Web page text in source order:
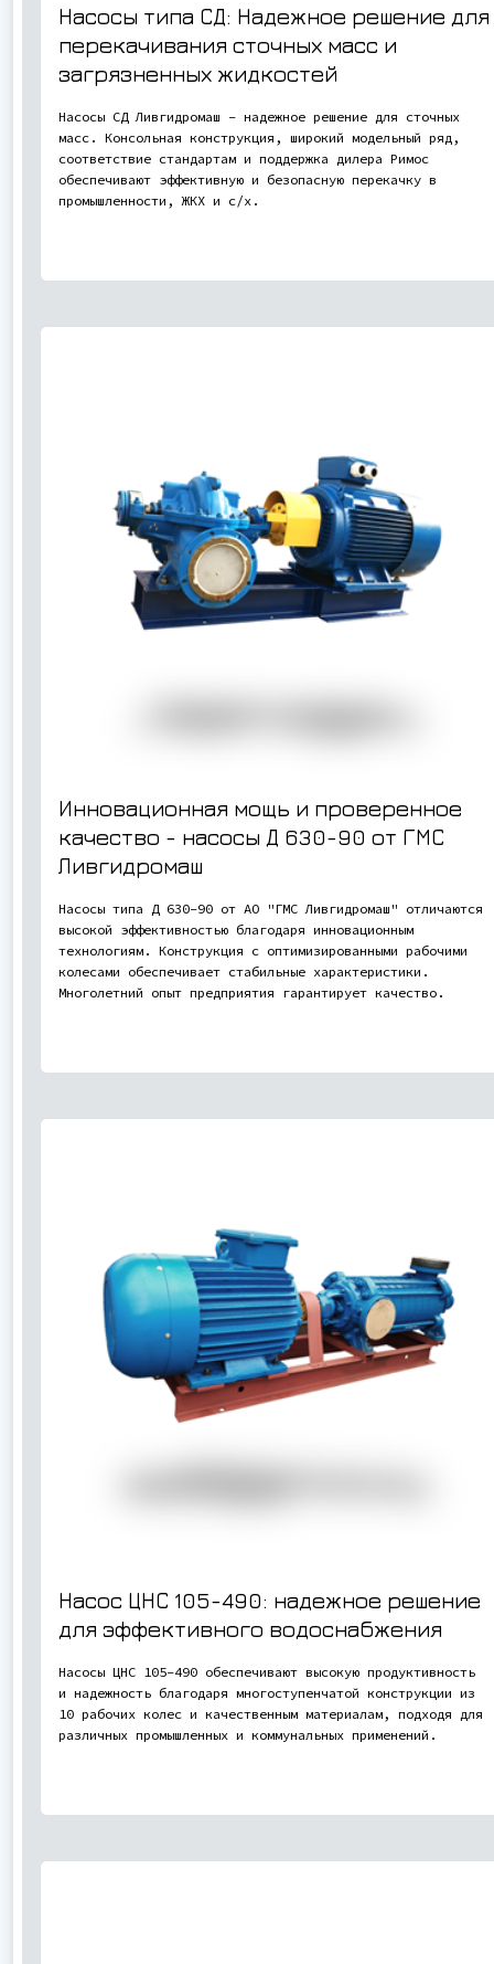
Насосы типа СД: Надежное решение для
перекачивания сточных масс и
загрязненных жидкостей
Насосы СД Ливгидромаш – надежное решение для сточных
масс. Консольная конструкция, широкий модельный ряд,
соответствие стандартам и поддержка дилера Римос
обеспечивают эффективную и безопасную перекачку в
промышленности, ЖКХ и с/х.
Инновационная мощь и проверенное
качество - насосы Д 630-90 от ГМС
Ливгидромаш
Насосы типа Д 630-90 от АО "ГМС Ливгидромаш" отличаются
высокой эффективностью благодаря инновационным
технологиям. Конструкция с оптимизированными рабочими
колесами обеспечивает стабильные характеристики.
Многолетний опыт предприятия гарантирует качество.
Насос ЦНС 105-490: надежное решение
для эффективного водоснабжения
Насосы ЦНС 105-490 обеспечивают высокую продуктивность
и надежность благодаря многоступенчатой конструкции из
10 рабочих колес и качественным материалам, подходя для
различных промышленных и коммунальных применений.